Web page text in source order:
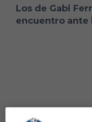
Los de Gabi
encuentro ante